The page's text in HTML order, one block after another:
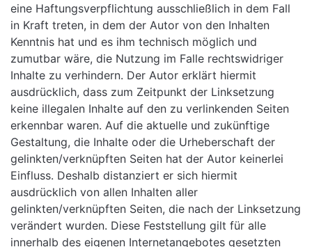
eine Haftungsverpflichtung ausschließlich in dem Fall
in Kraft treten, in dem der Autor von den Inhalten
Kenntnis hat und es ihm technisch möglich und
zumutbar wäre, die Nutzung im Falle rechtswidriger
Inhalte zu verhindern. Der Autor erklärt hiermit
ausdrücklich, dass zum Zeitpunkt der Linksetzung
keine illegalen Inhalte auf den zu verlinkenden Seiten
erkennbar waren. Auf die aktuelle und zukünftige
Gestaltung, die Inhalte oder die Urheberschaft der
gelinkten/verknüpften Seiten hat der Autor keinerlei
Einfluss. Deshalb distanziert er sich hiermit
ausdrücklich von allen Inhalten aller
gelinkten/verknüpften Seiten, die nach der Linksetzung
verändert wurden. Diese Feststellung gilt für alle
innerhalb des eigenen Internetangebotes gesetzten